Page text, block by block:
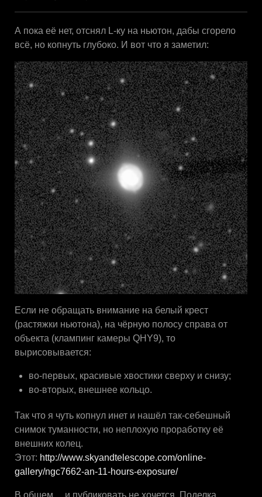
А пока её нет, отснял L-ку на ньютон, дабы сгорело
всё, но копнуть глубоко. И вот что я заметил:
Если не обращать внимание на белый крест
(растяжки ньютона), на чёрную полосу справа от
объекта (клампинг камеры QHY9), то
вырисовывается:
во-первых, красивые хвостики сверху и снизу;
во-вторых, внешнее кольцо.
Так что я чуть копнул инет и нашёл так-себешный
снимок туманности, но неплохую проработку её
внешних колец.
Этот: http://www.skyandtelescope.com/online-
gallery/ngc7662-an-11-hours-exposure/
В общем… и публиковать не хочется. Поделка